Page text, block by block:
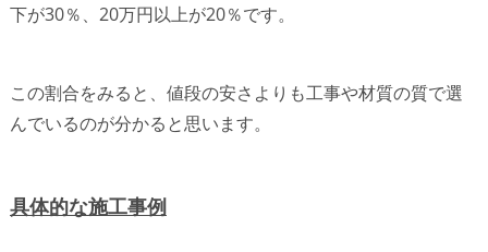
下が30％、20万円以上が20％です。
この割合をみると、値段の安さよりも工事や材質の質で選
んでいるのが分かると思います。
具体的な施工事例